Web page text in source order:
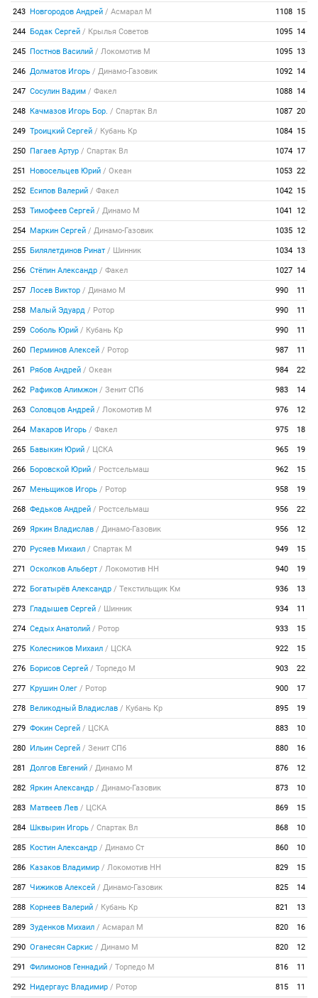
243 Новгородов Андрей / Асмарал М 1108 15
244 Бодак Сергей / Крылья Советов 1095 14
245 Постнов Василий / Локомотив М 1095 13
246 Долматов Игорь / Динамо-Газовик 1092 14
247 Сосулин Вадим / Факел 1088 14
248 Качмазов Игорь Бор. / Спартак Вл 1087 20
249 Троицкий Сергей / Кубань Кр 1084 15
250 Пагаев Артур / Спартак Вл 1074 17
251 Новосельцев Юрий / Океан 1053 22
252 Есипов Валерий / Факел 1042 15
253 Тимофеев Сергей / Динамо М 1041 12
254 Маркин Сергей / Динамо-Газовик 1035 12
255 Билялетдинов Ринат / Шинник 1034 13
256 Стёпин Александр / Факел 1027 14
257 Лосев Виктор / Динамо М 990 11
258 Малый Эдуард / Ротор 990 11
259 Соболь Юрий / Кубань Кр 990 11
260 Перминов Алексей / Ротор 987 11
261 Рябов Андрей / Океан 984 22
262 Рафиков Алимжон / Зенит СПб 983 14
263 Соловцов Андрей / Локомотив М 976 12
264 Макаров Игорь / Факел 975 18
265 Бавыкин Юрий / ЦСКА 965 19
266 Боровской Юрий / Ростсельмаш 962 15
267 Меньщиков Игорь / Ротор 958 19
268 Федьков Андрей / Ростсельмаш 956 22
269 Яркин Владислав / Динамо-Газовик 956 12
270 Русяев Михаил / Спартак М 949 15
271 Осколков Альберт / Локомотив НН 940 19
272 Богатырёв Александр / Текстильщик Км 936 13
273 Гладышев Сергей / Шинник 934 11
274 Седых Анатолий / Ротор 933 15
275 Колесников Михаил / ЦСКА 922 15
276 Борисов Сергей / Торпедо М 903 22
277 Крушин Олег / Ротор 900 17
278 Великодный Владислав / Кубань Кр 895 19
279 Фокин Сергей / ЦСКА 883 10
280 Ильин Сергей / Зенит СПб 880 16
281 Долгов Евгений / Динамо М 876 12
282 Яркин Александр / Динамо-Газовик 873 10
283 Матвеев Лев / ЦСКА 869 15
284 Шквырин Игорь / Спартак Вл 868 10
285 Костин Александр / Динамо Ст 860 10
286 Казаков Владимир / Локомотив НН 829 15
287 Чижиков Алексей / Динамо-Газовик 825 14
288 Корнеев Валерий / Кубань Кр 821 13
289 Зуденков Михаил / Асмарал М 820 16
290 Оганесян Саркис / Динамо М 820 12
291 Филимонов Геннадий / Торпедо М 816 11
292 Нидергаус Владимир / Ротор 815 11